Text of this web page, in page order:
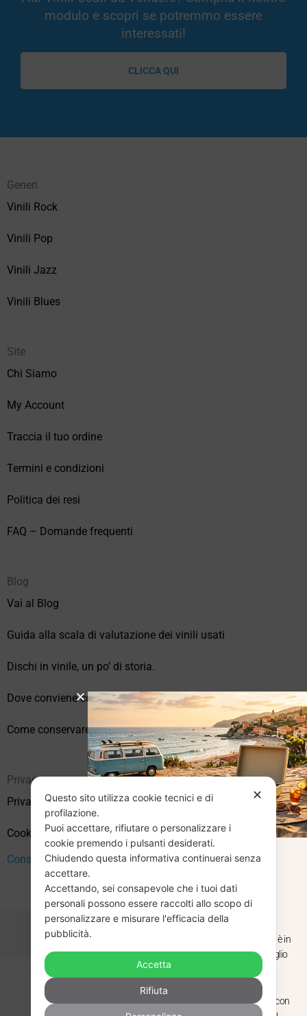
modulo e scopri se potremmo essere
interessati!
CLICCA QUI
Generi
Vinili Rock
Vinili Pop
Vinili Jazz
Vinili Blues
Site
Chi Siamo
My Account
Traccia il tuo ordine
Termini e condizioni
Politica dei resi
FAQ – Domande frequenti
Blog
Vai al Blog
Guida alla scala di valutazione dei vinili usati
Dischi in vinile, un po’ di storia.
Dove conviene comprare vinili online?
Come conservare correttamente i vinili usati
Privacy
Privacy Policy
Cookie Policy (UE)
Consenso
Copyright © 2026 Vendita Vinili Usati | P.IVA 12240940960
NextWebStudio
✕
Questo sito utilizza cookie tecnici e di
profilazione.
Puoi accettare, rifiutare o personalizzare i
cookie premendo i pulsanti desiderati.
Chiudendo questa informativa continuerai senza
accettare.
Accettando, sei consapevole che i tuoi dati
personali possono essere raccolti allo scopo di
personalizzare e misurare l'efficacia della
pubblicità.
Accetta
Rifiuta
CHIUSURA
ESTIVA
Dal 29 luglio al 31 agosto venditaviniliusati.it è in
pausa estiva. Gli ordini ricevuti entro il 29 luglio
saranno spediti regolarmente.
Torniamo il 1 settembre, pronti a riprendere con